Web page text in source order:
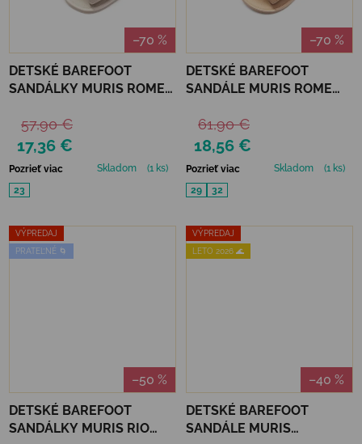
–70 %
DETSKÉ BAREFOOT
SANDÁLKY MURIS ROME
17,36 €
57,90 €
Pozrieť viac Skladom
(1 ks)
23
–70 %
DETSKÉ BAREFOOT
SANDÁLE MURIS ROME
18,56 €
61,90 €
Pozrieť viac Skladom
(1 ks)
29
32
VÝPREDAJ
PRATEĽNÉ 🌀
–50 %
DETSKÉ BAREFOOT
SANDÁLKY MURIS RIO
VÝPREDAJ
LETO 2026 🌊
–40 %
DETSKÉ BAREFOOT
SANDÁLE MURIS